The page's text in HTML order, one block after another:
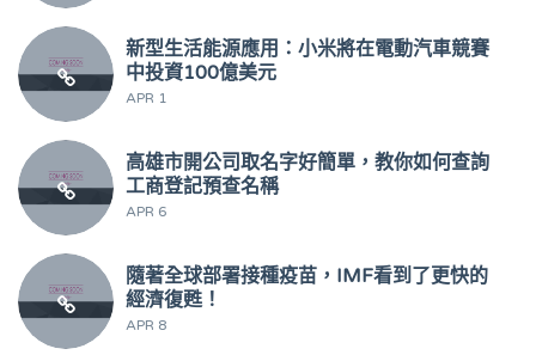
新型生活能源應用：小米將在電動汽車競賽
中投資100億美元
APR 1
高雄市開公司取名字好簡單，教你如何查詢
工商登記預查名稱
APR 6
隨著全球部署接種疫苗，IMF看到了更快的
經濟復甦！
APR 8